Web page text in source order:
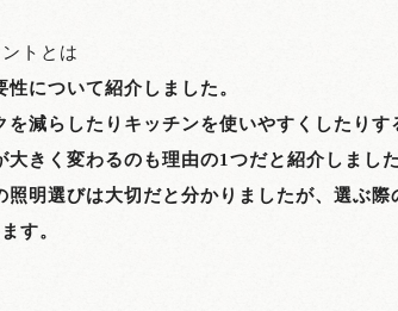
トとは
について紹介しました。
減らしたりキッチンを使いやすくしたりす
きく変わるのも理由の1つだと紹介しました
明選びは大切だと分かりましたが、選ぶ際
す。